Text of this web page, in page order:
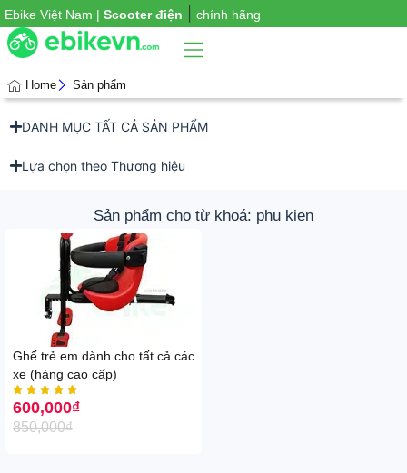
Ebike Việt Nam | Scooter điện chính hãng
Home Sản phẩm
DANH MỤC TẤT CẢ SẢN PHẨM
Lựa chọn theo Thương hiệu
Sản phẩm cho từ khoá: phu kien
Ghế trẻ em dành cho tất cả các
xe (hàng cao cấp)
    
850,000₫
600,000₫